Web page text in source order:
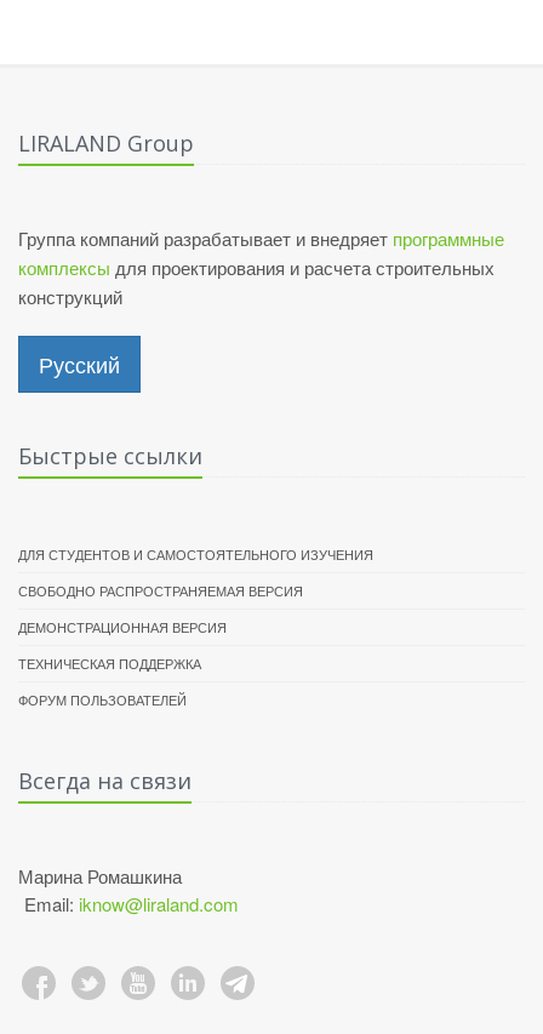
LIRALAND Group
Группа компаний разрабатывает и внедряет программные
комплексы для проектирования и расчета строительных
конструкций
Русский
Быстрые ссылки
ДЛЯ СТУДЕНТОВ И САМОСТОЯТЕЛЬНОГО ИЗУЧЕНИЯ
СВОБОДНО РАСПРОСТРАНЯЕМАЯ ВЕРСИЯ
ДЕМОНСТРАЦИОННАЯ ВЕРСИЯ
ТЕХНИЧЕСКАЯ ПОДДЕРЖКА
ФОРУМ ПОЛЬЗОВАТЕЛЕЙ
Всегда на связи
Марина Ромашкина
Email: iknow@liraland.com